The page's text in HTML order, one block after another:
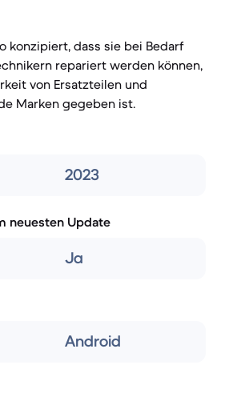
konzipiert, dass sie bei Bedarf
repariert werden können,
von Ersatzteilen und
Marken gegeben ist.
2023
neuesten Update
Ja
Android